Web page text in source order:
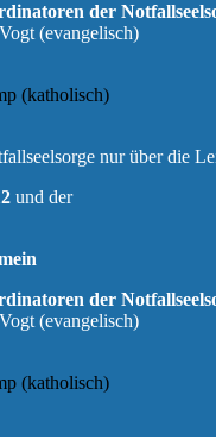
der
(evangelisch)
(katholisch)
nur über die
und der
der
(evangelisch)
(katholisch)